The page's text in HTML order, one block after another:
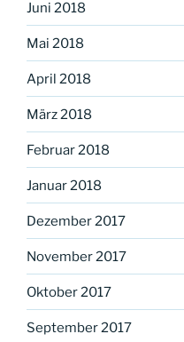
Juni 2018
Mai 2018
April 2018
März 2018
Februar 2018
Januar 2018
Dezember 2017
November 2017
Oktober 2017
September 2017